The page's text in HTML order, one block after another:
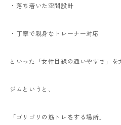
・落ち着いた空間設計
・丁寧で親身なトレーナー対応
といった「女性目線の通いやすさ」を
ジムというと、
「ゴリゴリの筋トレをする場所」